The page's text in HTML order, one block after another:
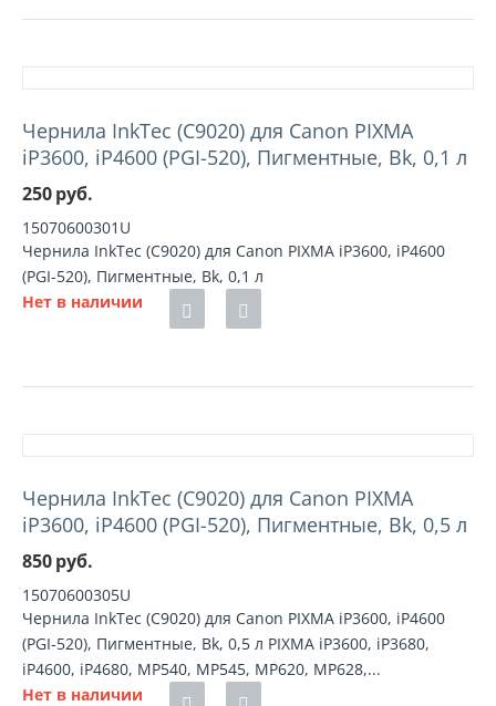
Чернила InkTec (C9020) для Canon PIXMA
iP3600, iP4600 (PGI-520), Пигментные, Bk, 0,1 л
250руб.
15070600301U
Чернила InkTec (C9020) для Canon PIXMA iP3600, iP4600
(PGI-520), Пигментные, Bk, 0,1 л
Нет в наличии
Чернила InkTec (C9020) для Canon PIXMA
iP3600, iP4600 (PGI-520), Пигментные, Bk, 0,5 л
850руб.
15070600305U
Чернила InkTec (C9020) для Canon PIXMA iP3600, iP4600
(PGI-520), Пигментные, Bk, 0,5 л PIXMA iP3600, iP3680,
iP4600, iP4680, MP540, MP545, MP620, MP628,...
Нет в наличии